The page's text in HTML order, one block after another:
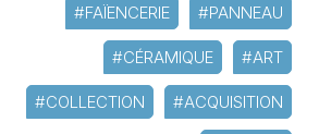
#FAÏENCERIE #PANNEAU
#CÉRAMIQUE #ART
#COLLECTION #ACQUISITION